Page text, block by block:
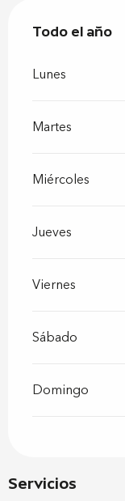
Servicios
Todo el año
Todo el año
Lunes
Martes
Miércoles
Jueves
Viernes
Sábado
Domingo